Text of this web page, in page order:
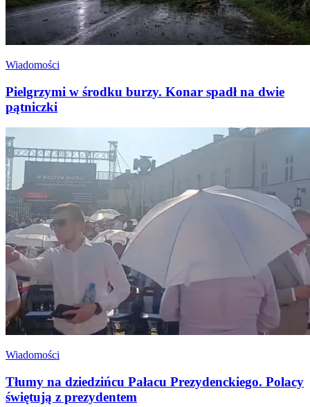
Wiadomości
Pielgrzymi w środku burzy. Konar spadł na dwie
pątniczki
Wiadomości
Tłumy na dziedzińcu Pałacu Prezydenckiego. Polacy
świętują z prezydentem